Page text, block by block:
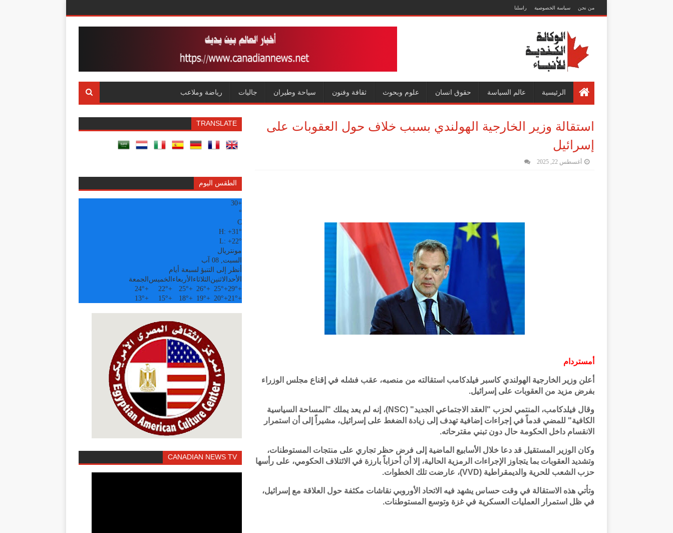
من نحن سياسة الخصوصية راسلنا
الرئيسية عالم السياسة حقوق انسان علوم وبحوث ثقافة وفنون سياحة وطيران جاليات رياضة وملاعب
استقالة وزير الخارجية الهولندي بسبب خلاف حول العقوبات على
إسرائيل
أغسطس 22, 2025
أمستردام
أعلن وزير الخارجية الهولندي كاسبر فيلدكامب استقالته من منصبه، عقب فشله في إقناع مجلس الوزراء
بفرض مزيد من العقوبات على إسرائيل.
وقال فيلدكامب، المنتمي لحزب "العقد الاجتماعي الجديد" (NSC)، إنه لم يعد يملك "المساحة السياسية
الكافية" للمضي قدماً في إجراءات إضافية تهدف إلى زيادة الضغط على إسرائيل، مشيراً إلى أن استمرار
الانقسام داخل الحكومة حال دون تبني مقترحاته.
وكان الوزير المستقيل قد دعا خلال الأسابيع الماضية إلى فرض حظر تجاري على منتجات المستوطنات،
وتشديد العقوبات بما يتجاوز الإجراءات الرمزية الحالية، إلا أن أحزاباً بارزة في الائتلاف الحكومي، على رأسها
حزب الشعب للحرية والديمقراطية (VVD)، عارضت تلك الخطوات.
وتأتي هذه الاستقالة في وقت حساس يشهد فيه الاتحاد الأوروبي نقاشات مكثفة حول العلاقة مع إسرائيل،
في ظل استمرار العمليات العسكرية في غزة وتوسع المستوطنات.
TRANSLATE
الطقس اليوم
+
30
°
C
H: +31°
L: +22°
مونتريال
السبت, 08 آب
أنظر إلى التنبؤ لسبعة أيام
الأحد الاثنين الثلاثاء الأربعاء الخميس الجمعة
+
29°
+
25°
+
26°
+
25°
+
22°
+
24°
+
21°
+
20°
+
19°
+
18°
+
15°
+
13°
CANADIAN NEWS TV